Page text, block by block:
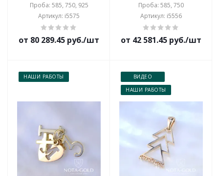
Проба: 585, 750, 925
Артикул: i5575
от 80 289.45 руб./шт
Проба: 585, 750
Артикул: i5556
от 42 581.45 руб./шт
НАШИ РАБОТЫ
ВИДЕО
НАШИ РАБОТЫ